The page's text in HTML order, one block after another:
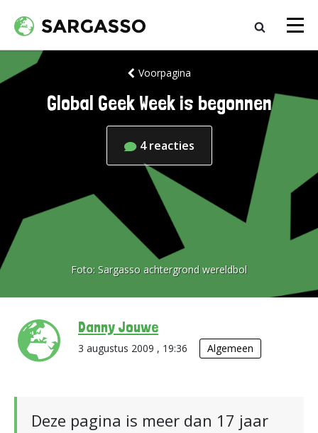
Voorpagina
Global Geek Week is begonnen
4 reacties
Foto: Sargasso achtergrond wereldbol
Danny Jouwe
3 augustus 2009 , 19:36 Algemeen
Deze pagina is meer dan 17 jaar